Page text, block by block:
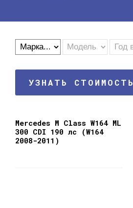
ГАРАНТИЯ
УЗНАТЬ СТОИМОСТЬ
Mercedes M Class W164 ML
300 CDI 190 лс (W164
2008-2011)